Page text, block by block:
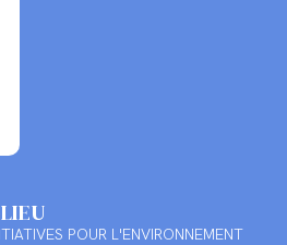
POUR L'ENVIRONNEMENT